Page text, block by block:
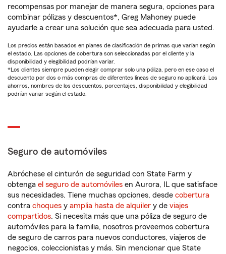
recompensas por manejar de manera segura, opciones para
combinar pólizas y descuentos*, Greg Mahoney puede
ayudarle a crear una solución que sea adecuada para usted.
Los precios están basados en planes de clasificación de primas que varían según
el estado. Las opciones de cobertura son seleccionadas por el cliente y la
disponibilidad y elegibilidad podrían variar.
*Los clientes siempre pueden elegir comprar solo una póliza, pero en ese caso el
descuento por dos o más compras de diferentes líneas de seguro no aplicará. Los
ahorros, nombres de los descuentos, porcentajes, disponibilidad y elegibilidad
podrían variar según el estado.
Seguro de automóviles
Abróchese el cinturón de seguridad con State Farm y
obtenga el seguro de automóviles en Aurora, IL que satisface
sus necesidades. Tiene muchas opciones, desde cobertura
contra choques y amplia hasta de alquiler y de viajes
compartidos. Si necesita más que una póliza de seguro de
automóviles para la familia, nosotros proveemos cobertura
de seguro de carros para nuevos conductores, viajeros de
negocios, coleccionistas y más. Sin mencionar que State